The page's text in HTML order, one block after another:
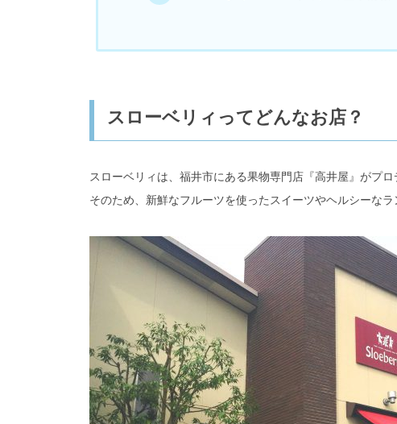
スローベリィってどんなお店？
スローベリィは、福井市にある果物専門店『高井屋』がプロ
そのため、新鮮なフルーツを使ったスイーツやヘルシーなラ